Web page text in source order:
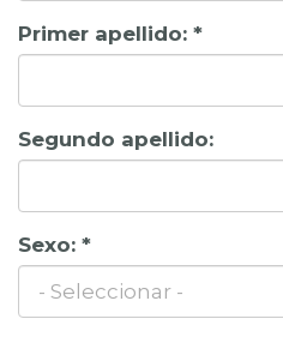
Primer apellido: *
Segundo apellido:
Sexo: *